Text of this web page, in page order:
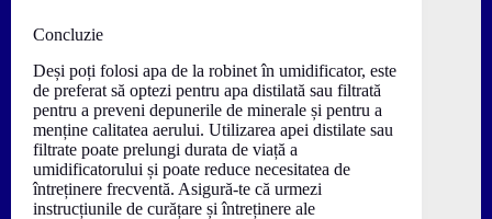
Concluzie
Deși poți folosi apa de la robinet în umidificator, este
de preferat să optezi pentru apa distilată sau filtrată
pentru a preveni depunerile de minerale și pentru a
menține calitatea aerului. Utilizarea apei distilate sau
filtrate poate prelungi durata de viață a
umidificatorului și poate reduce necesitatea de
întreținere frecventă. Asigură-te că urmezi
instrucțiunile de curățare și întreținere ale